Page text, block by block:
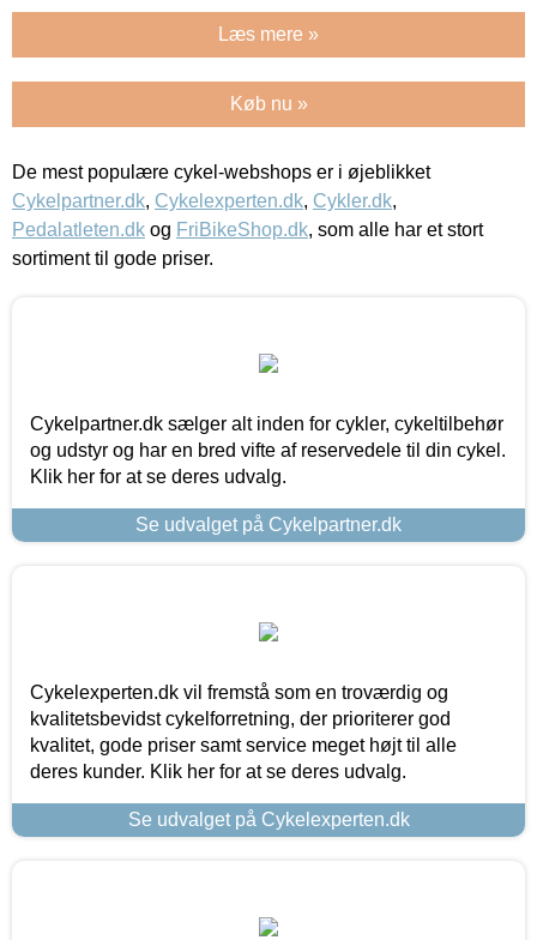
Læs mere »
Køb nu »
De mest populære cykel-webshops er i øjeblikket
Cykelpartner.dk, Cykelexperten.dk, Cykler.dk,
Pedalatleten.dk og FriBikeShop.dk, som alle har et stort
sortiment til gode priser.
Cykelpartner.dk sælger alt inden for cykler, cykeltilbehør
og udstyr og har en bred vifte af reservedele til din cykel.
Klik her for at se deres udvalg.
Se udvalget på Cykelpartner.dk
Cykelexperten.dk vil fremstå som en troværdig og
kvalitetsbevidst cykelforretning, der prioriterer god
kvalitet, gode priser samt service meget højt til alle
deres kunder. Klik her for at se deres udvalg.
Se udvalget på Cykelexperten.dk